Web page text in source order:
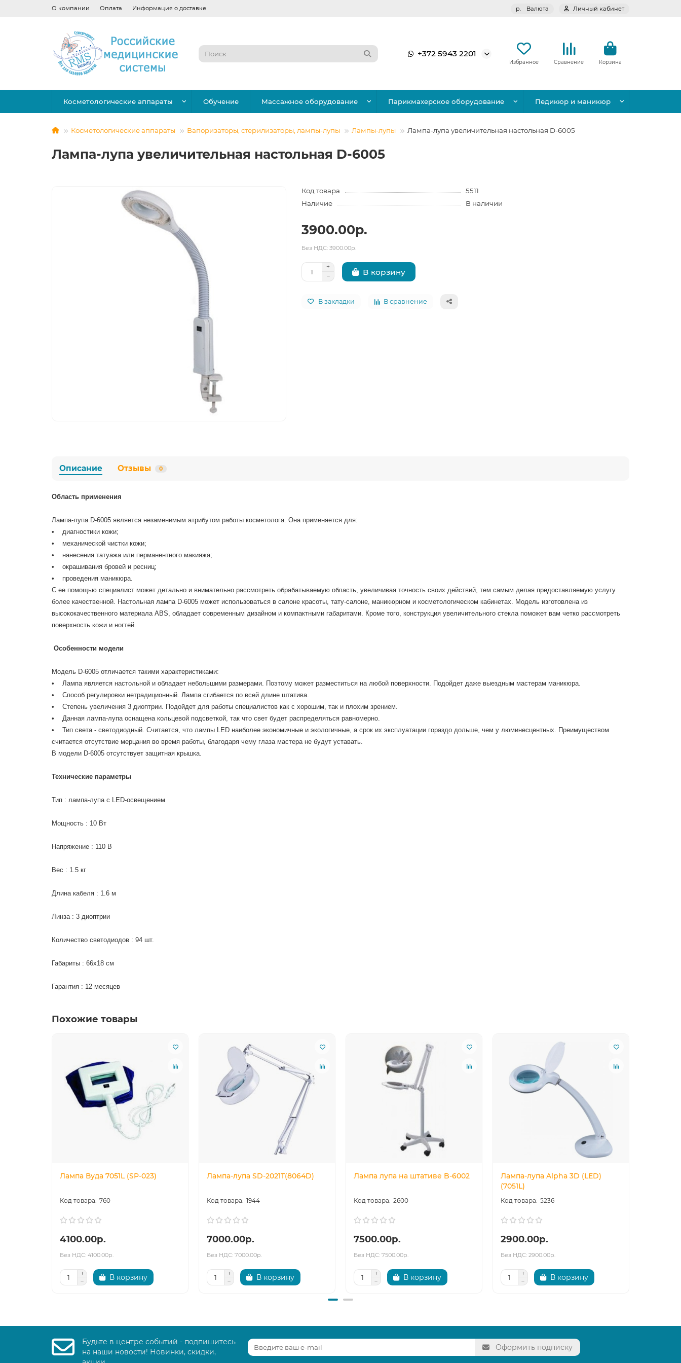
О компании Оплата Информация о доставке р. Валюта Личный кабинет
+372 5943 2201
Избранное Сравнение Корзина
Косметологические аппараты Обучение Массажное оборудование Парикмахерское оборудование Педикюр и маникюр
Косметологические аппараты Вапоризаторы, стерилизаторы, лампы-лупы Лампы-лупы Лампа-лупа увеличительная настольная D-6005
Лампа-лупа увеличительная настольная D-6005
Код товара
5511
Наличие
В наличии
3900.00р.
Без НДС: 3900.00р.
В корзину
В закладки В сравнение
Описание Отзывы 0
Область применения
Лампа-лупа D-6005 является незаменимым атрибутом работы косметолога. Она применяется для:
• диагностики кожи;
• механической чистки кожи;
• нанесения татуажа или перманентного макияжа;
• окрашивания бровей и ресниц;
• проведения маникюра.
С ее помощью специалист может детально и внимательно рассмотреть обрабатываемую область, увеличивая точность своих действий, тем самым делая предоставляемую услугу
более качественной. Настольная лампа D-6005 может использоваться в салоне красоты, тату-салоне, маникюрном и косметологическом кабинетах. Модель изготовлена из
высококачественного материала ABS, обладает современным дизайном и компактными габаритами. Кроме того, конструкция увеличительного стекла поможет вам четко рассмотреть
поверхность кожи и ногтей.
Особенности модели
Модель D-6005 отличается такими характеристиками:
• Лампа является настольной и обладает небольшими размерами. Поэтому может разместиться на любой поверхности. Подойдет даже выездным мастерам маникюра.
• Способ регулировки нетрадиционный. Лампа сгибается по всей длине штатива.
• Степень увеличения 3 диоптрии. Подойдет для работы специалистов как с хорошим, так и плохим зрением.
• Данная лампа-лупа оснащена кольцевой подсветкой, так что свет будет распределяться равномерно.
• Тип света - светодиодный. Считается, что лампы LED наиболее экономичные и экологичные, а срок их эксплуатации гораздо дольше, чем у люминесцентных. Преимуществом
считается отсутствие мерцания во время работы, благодаря чему глаза мастера не будут уставать.
В модели D-6005 отсутствует защитная крышка.
Технические параметры
Тип : лампа-лупа с LED-освещением
Мощность : 10 Вт
Напряжение : 110 В
Вес : 1.5 кг
Длина кабеля : 1.6 м
Линза : 3 диоптрии
Количество светодиодов : 94 шт.
Габариты : 66х18 см
Гарантия : 12 месяцев
Похожие товары
Лампа Вуда 7051L (SP-023)
760
4100.00р.
Без НДС: 4100.00р.
В корзину
Лампа-лупа SD-2021T(8064D)
1944
7000.00р.
Без НДС: 7000.00р.
В корзину
Лампа лупа на штативе B-6002
2600
7500.00р.
Без НДС: 7500.00р.
В корзину
Лампа-лупа Alpha 3D (LED)
(7051L)
5236
2900.00р.
Без НДС: 2900.00р.
В корзину
Будьте в центре событий - подпишитесь
на наши новости! Новинки, скидки,
Оформить подписку